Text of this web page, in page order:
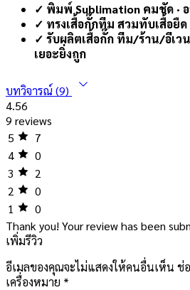
✓ พิมพ์ Sublimation คมชัด ·
✓ ทรงเสื้อกั๊กทีม สวมทับเสื้อยืด
✓ รับผลิตเสื้อกั๊ก ทีม/ร้าน/อีเว
เยอะยิ่งถูก
บทวิจารณ์ (9)
4.56
9 reviews
5
7
4
0
3
2
2
0
1
0
Thank you! Your review has been
เพิ่มรีวิว
อีเมลของคุณจะไม่แสดงให้คนอื่นเห็น ช่
เครื่องหมาย *